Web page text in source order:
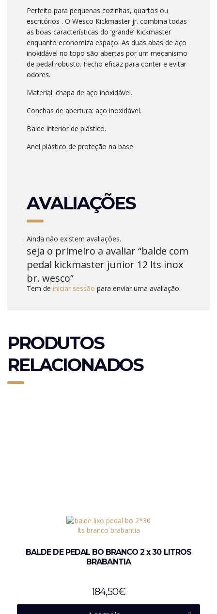
Perfeito para pequenas cozinhas, quartos ou
escritórios . O Wesco Kickmaster jr. combina todas
as boas características do ‘grande’ Kickmaster
enquanto economiza espaço. As duas abas de aço
inoxidável no topo são abertas por um mecanismo
de pedal robusto. Fecho eficaz para conter e evitar
odores.
Material: chapa de aço inoxidável.
Conchas de abertura: aço inoxidável.
Balde interior de plástico.
Anel plástico de proteção na base
AVALIAÇÕES
Ainda não existem avaliações.
seja o primeiro a avaliar “balde com
pedal kickmaster junior 12 lts inox
br. wesco”
Tem de iniciar sessão para enviar uma avaliação.
PRODUTOS
RELACIONADOS
BALDE DE PEDAL BO BRANCO 2 x 30 LITROS
BRABANTIA
184,50€